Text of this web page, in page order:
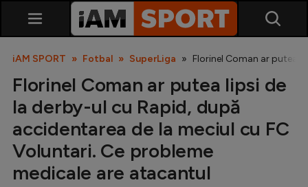
SuperLiga
iAM SPORT Fotbal SuperLiga Florinel Coman ar putea
Florinel Coman ar putea lipsi de
la derby-ul cu Rapid, după
accidentarea de la meciul cu FC
Voluntari. Ce probleme
medicale are atacantul